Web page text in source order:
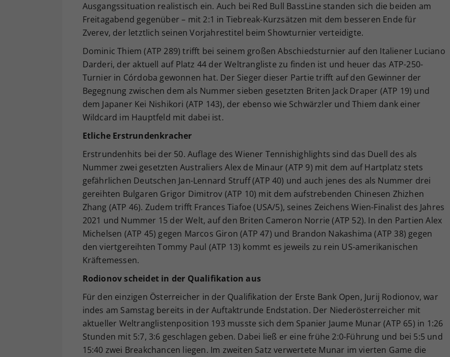
Ausgangssituation realistisch ein. Auch bei Red Bull BassLine standen sich die beiden am
Freitagabend gegenüber – mit 2:1 in Tiebreak-Kurzsätzen mit dem besseren Ende für
Zverev, der letztlich seinen Vorjahrestitel beim Showturnier verteidigte.
Dominic Thiem (ATP 289) trifft bei seinem großen Abschiedsturnier auf den Italiener Luciano
Darderi, der aktuell auf Platz 44 der Weltrangliste zu finden ist und heuer das ATP-250-
Turnier in Córdoba gewonnen hat. Der Sieger dieser Partie trifft auf den Gewinner der
Begegnung zwischen dem als Nummer sieben gesetzten Briten Jack Draper (ATP 19) und
dem Japaner Kei Nishikori (ATP 143), der ebenso wie Schwärzler und Thiem dank einer
Wildcard im Hauptfeld mit dabei ist.
Etliche Erstrundenkracher
Erstrundenhits bei der 50. Auflage des Wiener Tennishighlights sind das Duell des als
Nummer zwei gesetzten Australiers Alex de Minaur (ATP 9) mit dem auf Hartplatz stets
gefährlichen Deutschen Jan-Lennard Struff (ATP 40) und auch jenes des als Nummer drei
gereihten Bulgaren Grigor Dimitrov (ATP 10) mit dem aufstrebenden Chinesen Zhizhen
Zhang (ATP 46). Zudem trifft Frances Tiafoe (USA/5), seines Zeichens Wien-Finalist des Jahres
2021 und Nummer 15 der Welt, auf den Briten Cameron Norrie (ATP 52). In den Partien Alex
Michelsen (ATP 45) gegen Marcos Giron (ATP 47) und Brandon Nakashima (ATP 38) gegen
den viertgereihten Tommy Paul (ATP 13) kommt es jeweils zu rein US-amerikanischen
Kräftemessen.
Rodionov scheidet in der Qualifikation aus
Für den einzigen Österreicher in der Qualifikation der Erste Bank Open, Jurij Rodionov, war
indes am Samstag bereits in der Auftaktrunde Endstation. Der Niederösterreicher mit
aktueller Weltranglistenposition 193 musste sich dem Spanier Jaume Munar (ATP 65) in 1:26
Stunden mit 5:7, 3:6 geschlagen geben. Dabei ließ er eine frühe 2:0-Führung und bei 5:5 und
15:40 zwei Breakchancen liegen. Im zweiten Satz verwertete Munar im vierten Game die